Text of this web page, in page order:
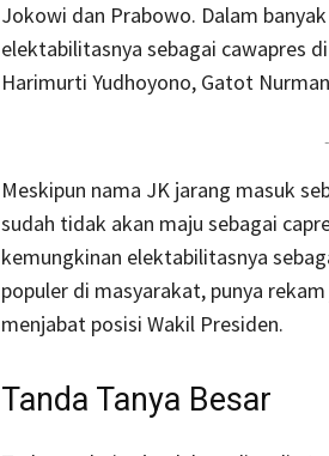
Jokowi dan Prabowo. Dalam
elektabilitasnya sebagai cawapres
Harimurti Yudhoyono, Gatot
Meskipun nama JK jarang masuk
sudah tidak akan maju sebagai
kemungkinan elektabilitasnya
populer di masyarakat, punya
menjabat posisi Wakil Presiden.
Tanda Tanya Besar